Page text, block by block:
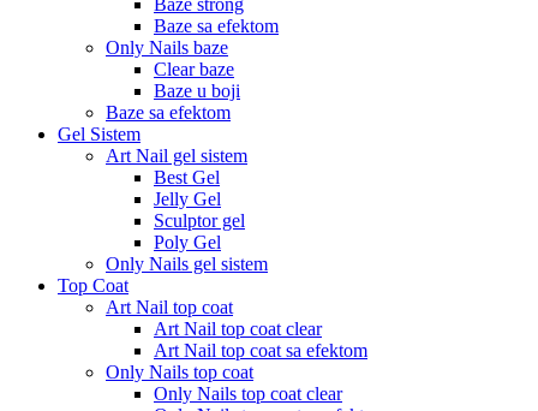
Baze strong
Baze sa efektom
Only Nails baze
Clear baze
Baze u boji
Baze sa efektom
Gel Sistem
Art Nail gel sistem
Best Gel
Jelly Gel
Sculptor gel
Poly Gel
Only Nails gel sistem
Top Coat
Art Nail top coat
Art Nail top coat clear
Art Nail top coat sa efektom
Only Nails top coat
Only Nails top coat clear